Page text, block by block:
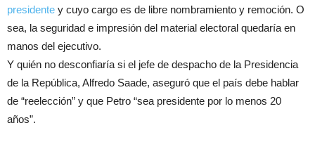
presidente y cuyo cargo es de libre nombramiento y remoción. O
sea, la seguridad e impresión del material electoral quedaría en
manos del ejecutivo.
Y quién no desconfiaría si el jefe de despacho de la Presidencia
de la República, Alfredo Saade, aseguró que el país debe hablar
de “reelección” y que Petro “sea presidente por lo menos 20
años”.